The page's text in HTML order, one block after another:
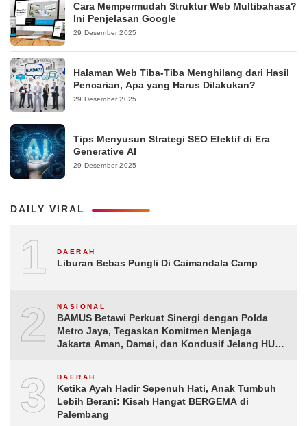
Cara Mempermudah Struktur Web Multibahasa?
Ini Penjelasan Google
29 Desember 2025
Halaman Web Tiba-Tiba Menghilang dari Hasil
Pencarian, Apa yang Harus Dilakukan?
29 Desember 2025
Tips Menyusun Strategi SEO Efektif di Era
Generative AI
29 Desember 2025
DAILY VIRAL
1 DAERAH
Liburan Bebas Pungli Di Caimandala Camp
2 NASIONAL
BAMUS Betawi Perkuat Sinergi dengan Polda
Metro Jaya, Tegaskan Komitmen Menjaga
Jakarta Aman, Damai, dan Kondusif Jelang HUT
3 DAERAH
Ketika Ayah Hadir Sepenuh Hati, Anak Tumbuh
Lebih Berani: Kisah Hangat BERGEMA di
Palembang